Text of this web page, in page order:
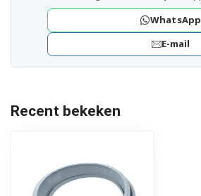
WhatsApp
E-mail
Recent bekeken